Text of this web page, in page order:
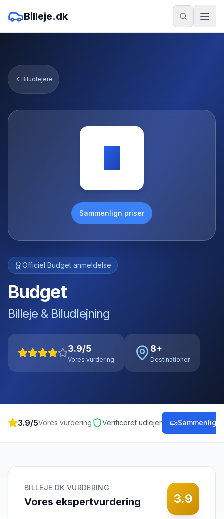
Billeje.dk
Biludlejere
B
Sammenlign priser
Officiel Budget anmeldelse
Budget
Billeje & Biludlejning
3.9/5
Vores vurdering
8+
Destinationer
3.9/5Vores vurdering Verificeret udlejer Sammenlign
BILLEJE.DK VURDERING
Vores ekspertvurdering 3.9